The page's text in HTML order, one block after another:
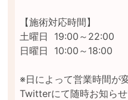
【施術対応時間】
土曜日  19:00～22:00
日曜日  10:00～18:00
※日によって営業時間が
Twitterにて随時お知ら